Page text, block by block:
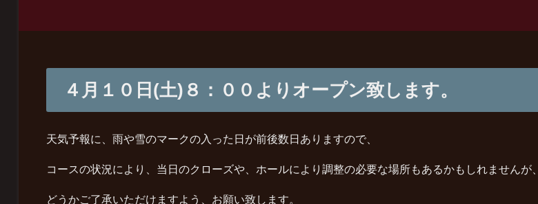
４月１０日(土)８：００よりオープン致します。
天気予報に、雨や雪のマークの入った日が前後数日ありますので、
コースの状況により、当日のクローズや、ホールにより調整の必要な場所もあるかもしれませんが、
どうかご了承いただけますよう、お願い致します。